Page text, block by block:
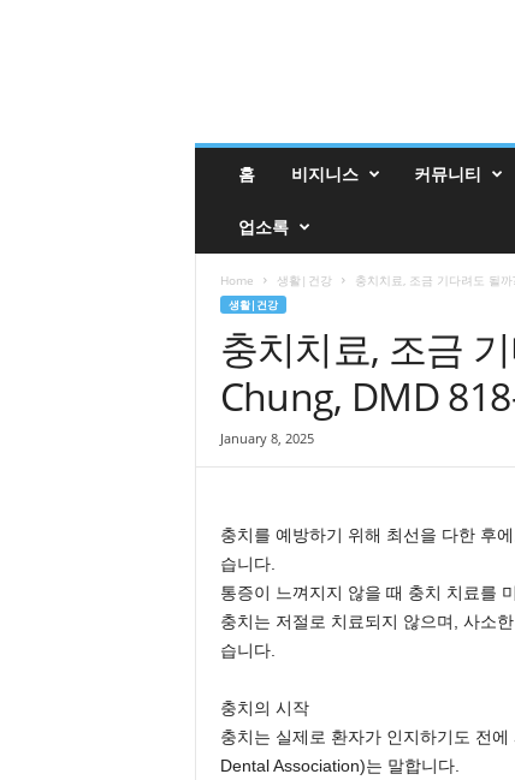
진
홈 비지니스 커뮤니티
업소록
Home 생활|건강 충치치료, 조금 기다려도 될
생활|건강
충치치료, 조금
Chung, DMD
January 8, 2025
충치를 예방하기 위해 최선을 다한 후
습니다.
통증이 느껴지지 않을 때 충치 치료를
충치는 저절로 치료되지 않으며, 사소
습니다.
충치의 시작
충치는 실제로 환자가 인지하기도 전
Dental Association)는 말합니다.